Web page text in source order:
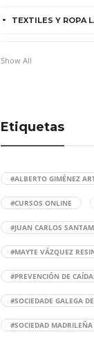
TEXTILES Y ROPA
Show All
Etiquetas
#ALBERTO GIMÉNEZ
#CURSOS ONLINE
#JUAN CARLOS
#MAYTE VÁZQUEZ
#PREVENCIÓN DE
#SOCIEDADE GALEGA
#SOCIEDAD